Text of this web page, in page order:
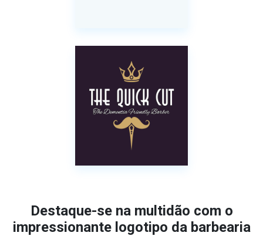
Destaque-se na multidão com o
impressionante logotipo da barbearia